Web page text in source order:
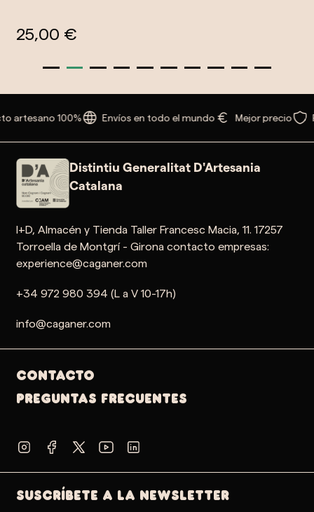
25,00 €
artesano 100% Envíos en todo el mundo Mejor precio
Distintiu Generalitat D'Artesania
Catalana
I+D, Almacén y Tienda Taller Francesc Macia, 11. 17257
Torroella de Montgrí - Girona contacto empresas:
experience@caganer.com
+34 972 980 394 (L a V 10-17h)
info@caganer.com
Contacto
PREGUNTAS FRECUENTES
SUSCRÍBETE A LA NEWSLETTER